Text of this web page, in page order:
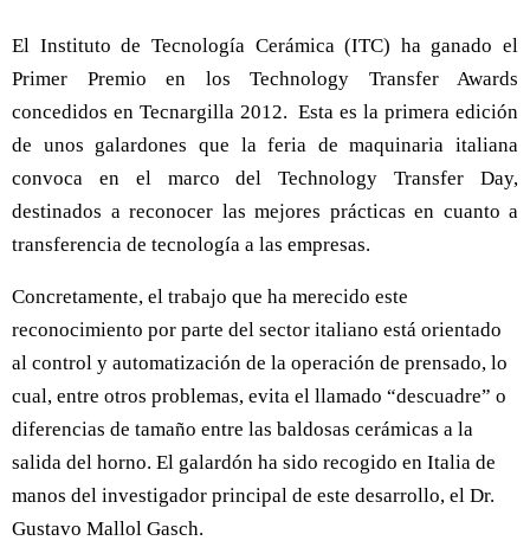
El Instituto de Tecnología Cerámica (ITC) ha ganado el
Primer Premio en los Technology Transfer Awards
concedidos en Tecnargilla 2012. Esta es la primera edición
de unos galardones que la feria de maquinaria italiana
convoca en el marco del Technology Transfer Day,
destinados a reconocer las mejores prácticas en cuanto a
transferencia de tecnología a las empresas.
Concretamente, el trabajo que ha merecido este
reconocimiento por parte del sector italiano está orientado
al control y automatización de la operación de prensado, lo
cual, entre otros problemas, evita el llamado “descuadre” o
diferencias de tamaño entre las baldosas cerámicas a la
salida del horno. El galardón ha sido recogido en Italia de
manos del investigador principal de este desarrollo, el Dr.
Gustavo Mallol Gasch.